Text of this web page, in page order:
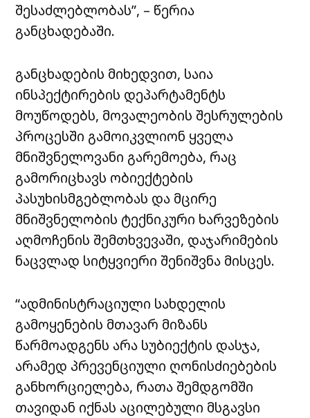
შესაძლებლობას”, – წერია
განცხადებაში.
განცხადების მიხედვით, საია
ინსპექტირების დეპარტამენტს
მოუწოდებს, მოვალეობის შესრულების
პროცესში გამოიკვლიონ ყველა
მნიშვნელოვანი გარემოება, რაც
გამორიცხავს ობიექტების
პასუხისმგებლობას და მცირე
მნიშვნელობის ტექნიკური ხარვეზების
აღმოჩენის შემთხვევაში, დაჯარიმების
ნაცვლად სიტყვიერი შენიშვნა მისცეს.
“ადმინისტრაციული სახდელის
გამოყენების მთავარ მიზანს
წარმოადგენს არა სუბიექტის დასჯა,
არამედ პრევენციული ღონისძიებების
განხორციელება, რათა შემდგომში
თავიდან იქნას აცილებული მსგავსი